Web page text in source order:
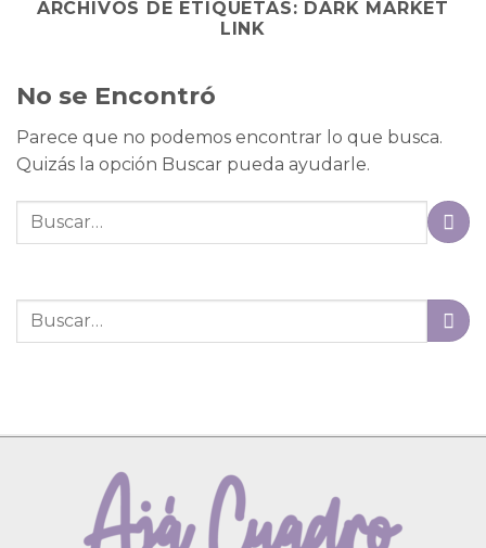
ARCHIVOS DE ETIQUETAS: DARK MARKET
LINK
No se Encontró
Parece que no podemos encontrar lo que busca.
Quizás la opción Buscar pueda ayudarle.